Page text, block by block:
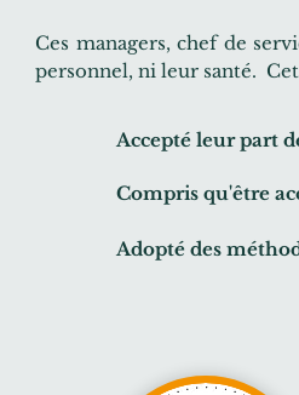
Ces managers, chef de
personnel, ni leur santé.
Accepté leur part
Compris qu'être
Adopté des